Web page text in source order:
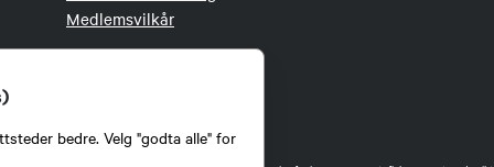
bedre. Velg "godta alle" for
Medlemsvilkår